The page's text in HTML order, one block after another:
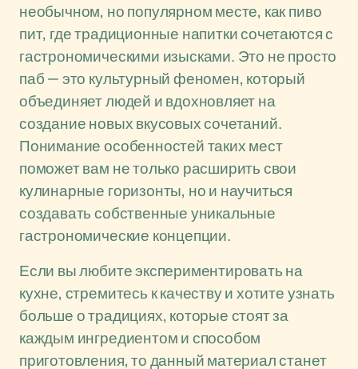
необычном, но популярном месте, как пиво
пит, где традиционные напитки сочетаются с
гастрономическими изысками. Это не просто
паб — это культурный феномен, который
объединяет людей и вдохновляет на
создание новых вкусовых сочетаний.
Понимание особенностей таких мест
поможет вам не только расширить свои
кулинарные горизонты, но и научиться
создавать собственные уникальные
гастрономические концепции.
Если вы любите экспериментировать на
кухне, стремитесь к качеству и хотите узнать
больше о традициях, которые стоят за
каждым ингредиентом и способом
приготовления, то данный материал станет